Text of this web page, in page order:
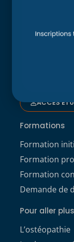
Clinique
Service aux
ACCÈS
Formations
Formation
Formation
Formation
Demande de
Pour aller
L’ostéopathie